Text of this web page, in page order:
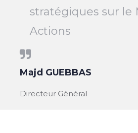
stratégiques sur le
Actions
Majd GUEBBAS
Directeur Général